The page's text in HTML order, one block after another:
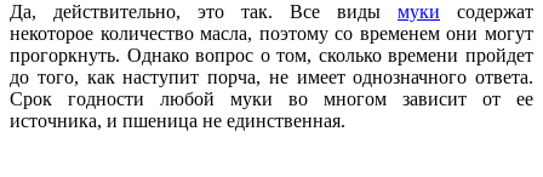
Да, действительно, это так. Все виды муки содержат
некоторое количество масла, поэтому со временем они могут
прогоркнуть. Однако вопрос о том, сколько времени пройдет
до того, как наступит порча, не имеет однозначного ответа.
Срок годности любой муки во многом зависит от ее
источника, и пшеница не единственная.